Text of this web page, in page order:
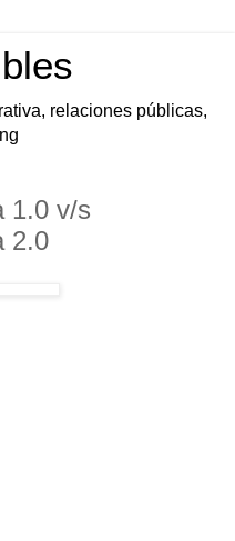
relaciones públicas,
1.0 v/s
2.0